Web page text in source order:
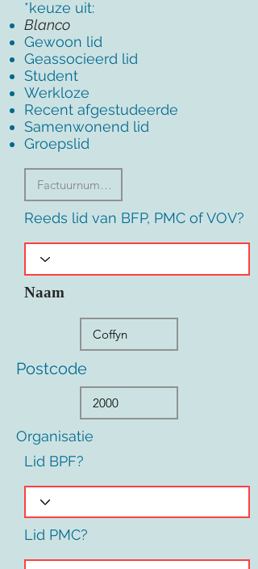
*keuze uit:
Blanco
Gewoon lid
Geassocieerd lid
Student
Werkloze
Recent afgestudeerde
Samenwonend lid
Groepslid
Reeds lid van BFP, PMC of VOV?
Naam
Postcode
Organisatie
Lid BPF?
Lid PMC?